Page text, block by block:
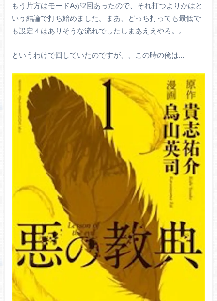
もう片方はモードAが2回あったので、それ打つよりかはと
いう結論で打ち始めました。まあ、どっち打っても最低で
も設定４はありそうな流れでしたしまあええやろ。。
というわけで回していたのですが、、この時の俺は…